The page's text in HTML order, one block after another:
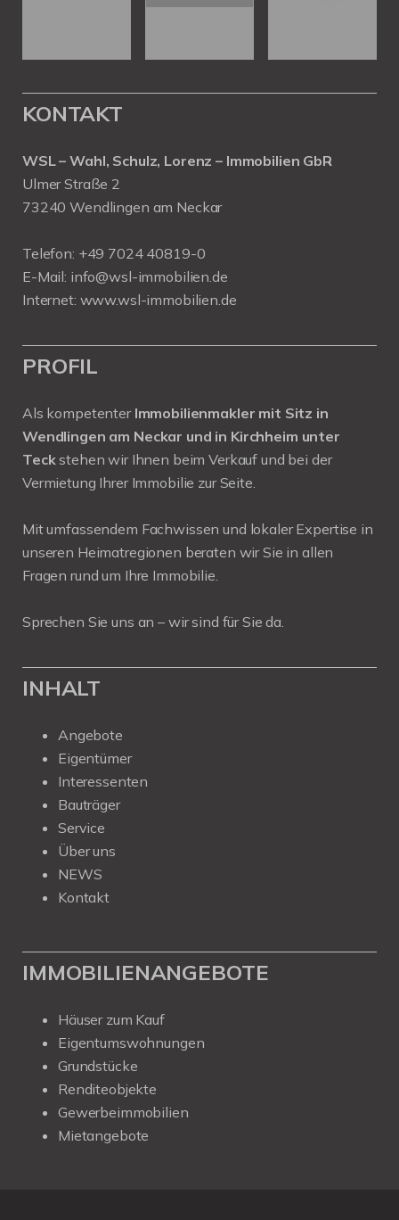
KONTAKT
WSL – Wahl, Schulz, Lorenz – Immobilien GbR
Ulmer Straße 2
73240 Wendlingen am Neckar
Telefon: +49 7024 40819-0
E-Mail: info@wsl-immobilien.de
Internet: www.wsl-immobilien.de
PROFIL
Als kompetenter Immobilienmakler mit Sitz in
Wendlingen am Neckar und in Kirchheim unter
Teckstehen wir Ihnen beim Verkauf und bei der
Vermietung Ihrer Immobilie zur Seite.
Mit umfassendem Fachwissen und lokaler Expertise in
unseren Heimatregionen beraten wir Sie in allen
Fragen rund um Ihre Immobilie.
Sprechen Sie uns an – wir sind für Sie da.
INHALT
Angebote
Eigentümer
Interessenten
Bauträger
Service
Über uns
NEWS
Kontakt
IMMOBILIENANGEBOTE
Häuser zum Kauf
Eigentumswohnungen
Grundstücke
Renditeobjekte
Gewerbeimmobilien
Mietangebote